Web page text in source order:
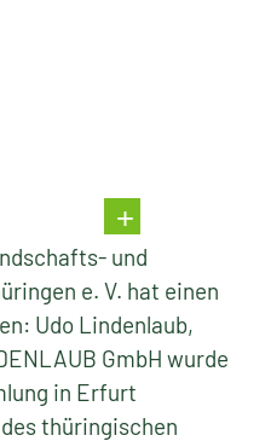
und
e. V. hat einen
Udo Lindenlaub,
GmbH wurde
in Erfurt
thüringischen